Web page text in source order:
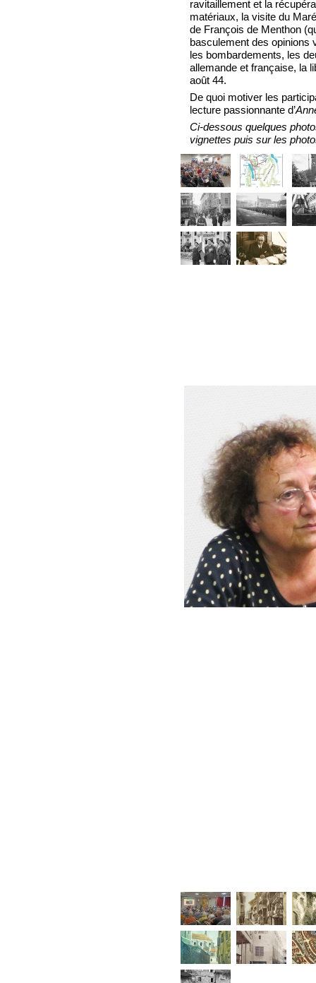
ravitaillement et la
matériaux, la visite du
de François de Menthon
basculement des opinions
les bombardements, les
allemande et française, la
août 44.
De quoi motiver les
lecture passionnante d’
Ci-dessous quelques
vignettes puis sur les